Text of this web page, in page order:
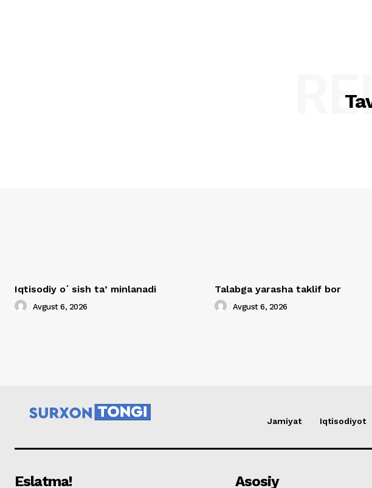
Iqtisodiy oʻsish taʼminlanadi
Avgust 6, 2026
Talabga yarasha taklif bor
Avgust 6, 2026
Jamiyat Iqtisodiyot
Eslatma! Asosiy